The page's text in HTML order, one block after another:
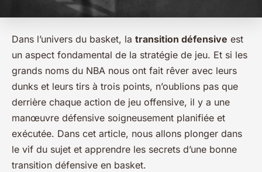
Dans l’univers du basket, la transition défensive est
un aspect fondamental de la stratégie de jeu. Et si les
grands noms du NBA nous ont fait rêver avec leurs
dunks et leurs tirs à trois points, n’oublions pas que
derrière chaque action de jeu offensive, il y a une
manœuvre défensive soigneusement planifiée et
exécutée. Dans cet article, nous allons plonger dans
le vif du sujet et apprendre les secrets d’une bonne
transition défensive en basket.